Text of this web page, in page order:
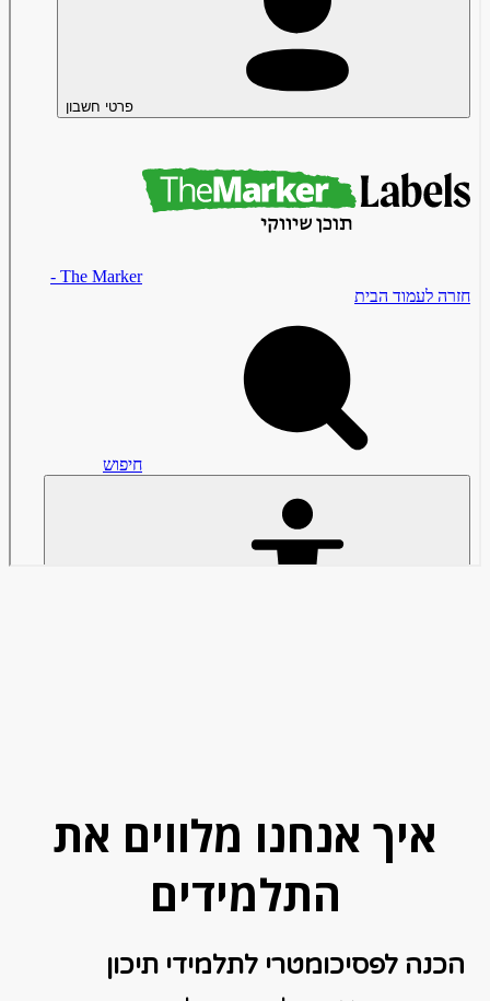
איך אנחנו מלווים את
התלמידים
הכנה לפסיכומטרי לתלמידי תיכון